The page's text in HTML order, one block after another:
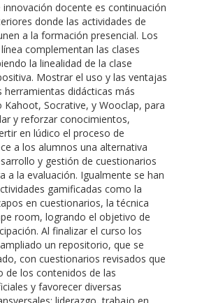
innovación docente es continuación
donde las actividades de
a la formación presencial. Los
complementan las clases
la linealidad de la clase
Mostrar el uso y las ventajas
herramientas didácticas más
Socrative, y Wooclap, para
y reforzar conocimientos,
en lúdico el proceso de
a los alumnos una alternativa
y gestión de cuestionarios
a la evaluación. Igualmente se han
gamificadas como la
en cuestionarios, la técnica
room, logrando el objetivo de
Al finalizar el curso los
un repositorio, que se
con cuestionarios revisados que
de los contenidos de las
y favorecer diversas